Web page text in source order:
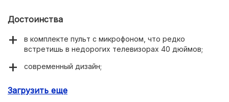
Достоинства
в комплекте пульт с микрофоном, что редко
встретишь в недорогих телевизорах 40 дюймов;
современный дизайн;
Загрузить еще